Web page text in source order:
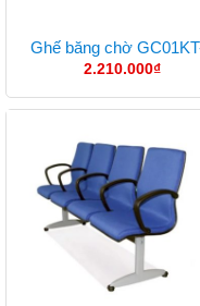
Ghế băng chờ
2.210.000₫